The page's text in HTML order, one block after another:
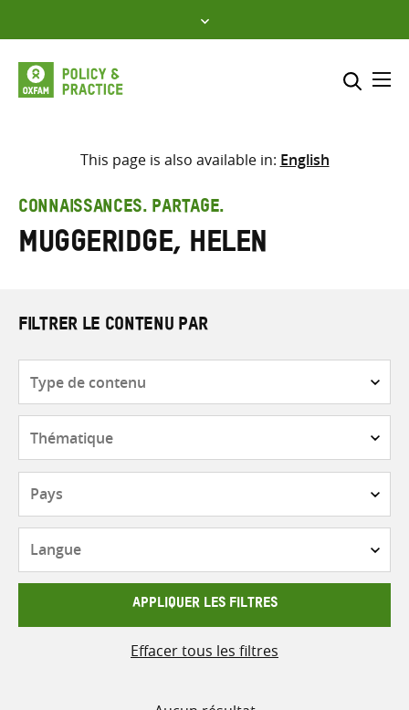
to
content
Sélectionner l’emplacement
Saisir
les
termes
This page is also available in: English
CONNAISSANCES. PARTAGE.
Muggeridge, Helen
FILTRER LE CONTENU PAR
contenu
APPLIQUER LES FILTRES
Effacer tous les filtres